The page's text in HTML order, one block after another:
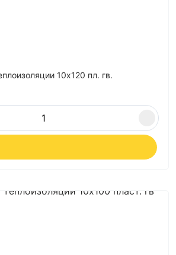
10х120 пл. гв.